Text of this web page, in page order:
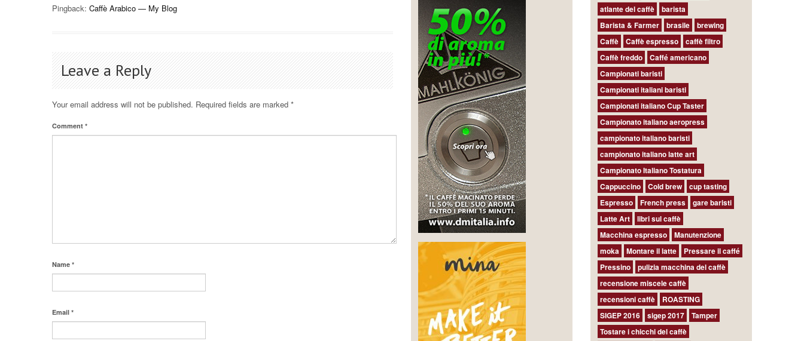
Pingback: Caffè Arabico — My Blog
Leave a Reply
Your email address will not be published. Required fields are marked *
Comment *
Name *
Email *
atlante del caffè
barista
Barista & Farmer
brasile
brewing
Caffè
Caffè espresso
caffè filtro
Caffè freddo
Caffé americano
Campionati baristi
Campionati italiani baristi
Campionati italiano Cup Taster
Campionato italiano aeropress
campionato italiano baristi
campionato italiano latte art
Campionato Italiano Tostatura
Cappuccino
Cold brew
cup tasting
Espresso
French press
gare baristi
Latte Art
libri sul caffè
Macchina espresso
Manutenzione
moka
Montare il latte
Pressare il caffé
Pressino
pulizia macchina del caffè
recensione miscele caffè
recensioni caffè
ROASTING
SIGEP 2016
sigep 2017
Tamper
Tostare i chicchi del caffè